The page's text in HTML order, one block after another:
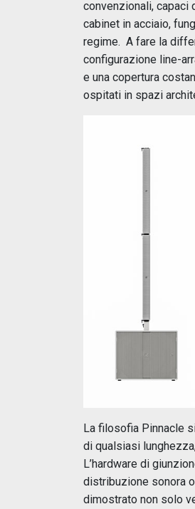
convenzionali, capaci
cabinet in acciaio,
regime. A fare la
configurazione line-
e una copertura
ospitati in spazi
La filosofia Pinnacle
di qualsiasi
L’hardware di
distribuzione sonora
dimostrato non solo